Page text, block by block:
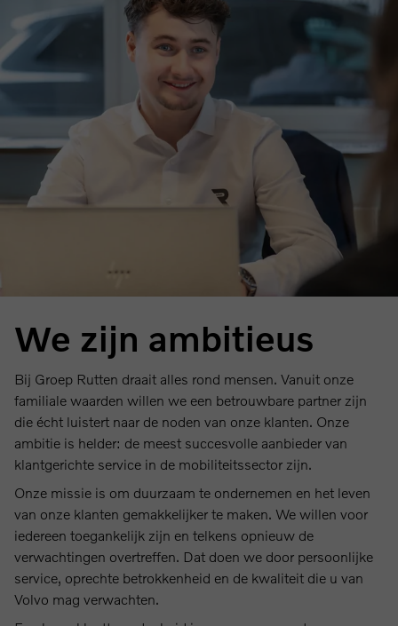
We zijn ambitieus
Bij Groep Rutten draait alles rond mensen. Vanuit onze
familiale waarden willen we een betrouwbare partner zijn
die écht luistert naar de noden van onze klanten. Onze
ambitie is helder: de meest succesvolle aanbieder van
klantgerichte service in de mobiliteitssector zijn.
Onze missie is om duurzaam te ondernemen en het leven
van onze klanten gemakkelijker te maken. We willen voor
iedereen toegankelijk zijn en telkens opnieuw de
verwachtingen overtreffen. Dat doen we door persoonlijke
service, oprechte betrokkenheid en de kwaliteit die u van
Volvo mag verwachten.